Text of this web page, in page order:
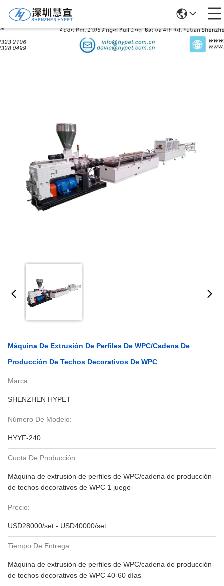
Detalles De Los Productos
Máquina De Extrusión De Perfiles De WPC/cadena De
Producción De Techos Decorativos De WPC
Marca:
SHENZHEN HYPET
Número De Modelo:
HYYF-240
Cuota De Producción:
Máquina de extrusión de perfiles de WPC/cadena de producción
de techos decorativos de WPC 1 juego
Precio:
USD28000/set - USD40000/set
Tiempo De Entrega:
Máquina de extrusión de perfiles de WPC/cadena de producción
de techos decorativos de WPC 40-60 días